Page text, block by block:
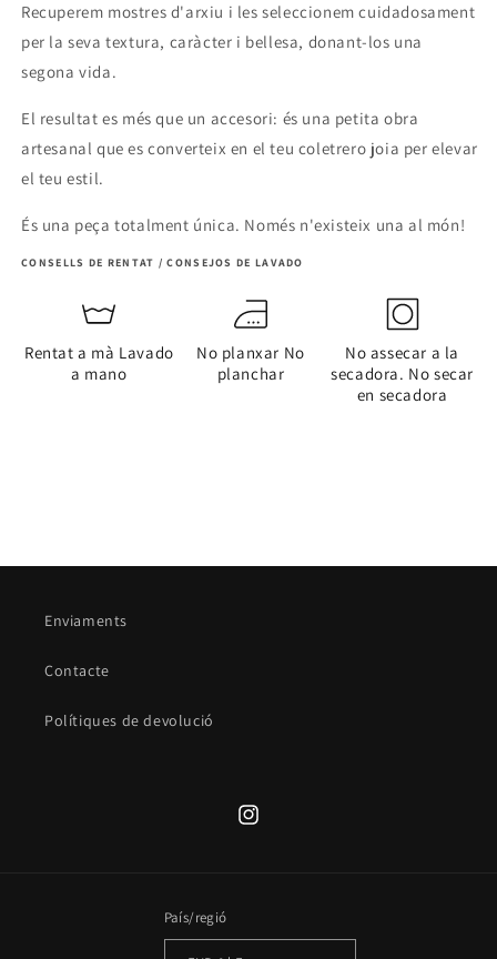
Recuperem mostres d'arxiu i les seleccionem cuidadosament
per la seva textura, caràcter i bellesa, donant-los una
segona vida.
El resultat es més que un accesori: és una petita obra
artesanal que es converteix en el teu coletrero joia per elevar
el teu estil.
És una peça totalment única. Només n'existeix una al món!
CONSELLS DE RENTAT / CONSEJOS DE LAVADO
Rentat a mà Lavado
a mano
No planxar No
planchar
No assecar a la
secadora. No secar
en secadora
Enviaments
Contacte
Polítiques de devolució
Translation
País/regió